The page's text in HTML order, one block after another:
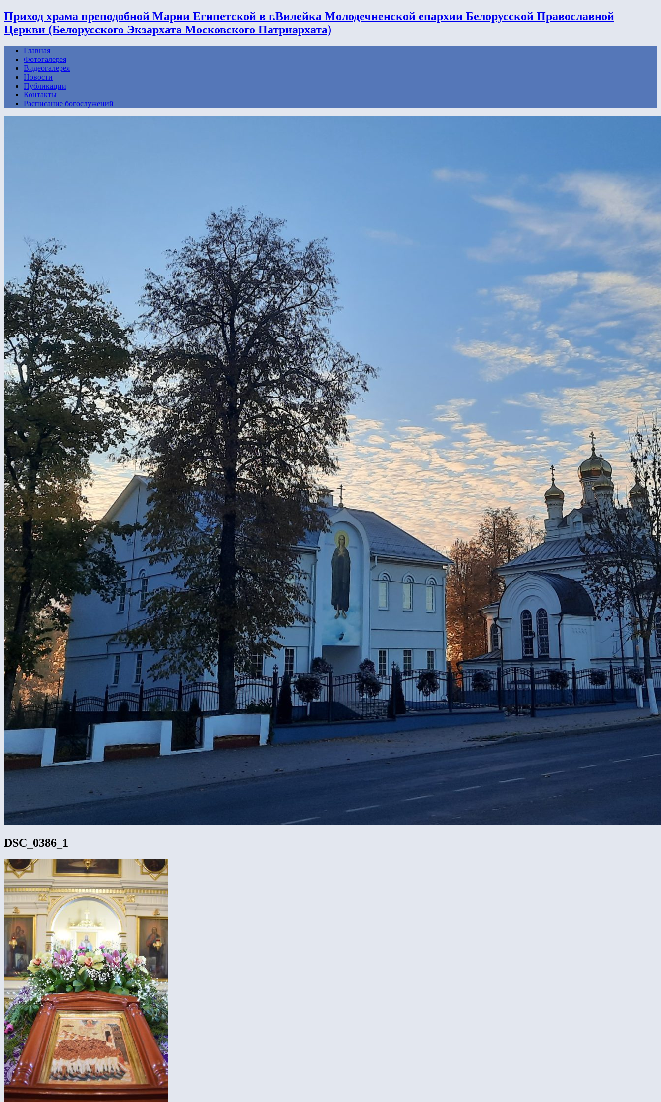
Приход храма преподобной Марии Египетской в г.Вилейка Молодечненской епархии Белорусской Православной
Церкви (Белорусского Экзархата Московского Патриархата)
Главная
Фотогалерея
Видеогалерея
Новости
Публикации
Контакты
Расписание богослужений
DSC_0386_1